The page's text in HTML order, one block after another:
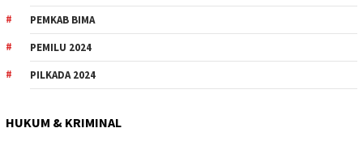
PEMKAB BIMA
PEMILU 2024
PILKADA 2024
HUKUM & KRIMINAL